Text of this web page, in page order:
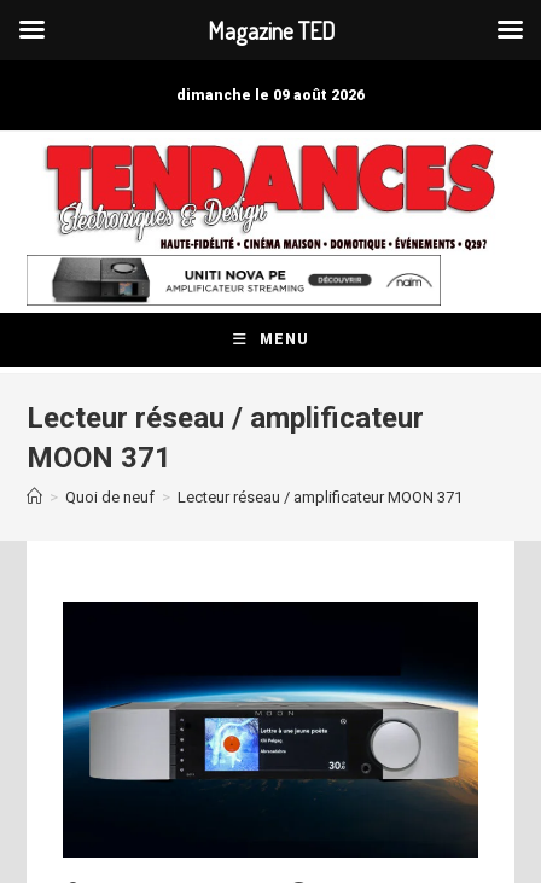
dimanche le 09 août 2026
MENU
Lecteur réseau / amplificateur
MOON 371
> Quoi de neuf > Lecteur réseau / amplificateur MOON 371
Magazine TED